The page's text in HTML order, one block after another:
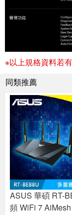
※以上規格資料若
同類推薦
ASUS 華碩 RT-
頻 WiFi 7